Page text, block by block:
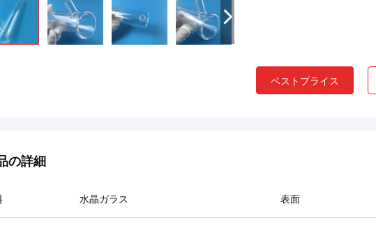
ベストプライス
の詳細
水晶ガラス 表面